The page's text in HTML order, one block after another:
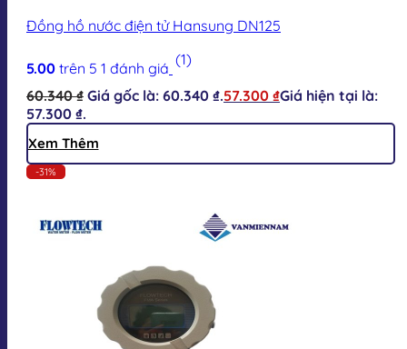
Đồng hồ nước điện tử Hansung DN125
5.00 trên 5 1 đánh giá (1)
60.340₫ Giá gốc là: 60.340 ₫.57.300 ₫Giá hiện tại là:
57.300 ₫.
Xem Thêm
-31%